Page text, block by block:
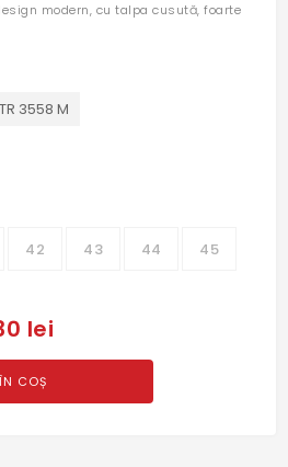
modern, cu talpa cusută, foarte
3558 M
42 43 44 45
lei
COȘ